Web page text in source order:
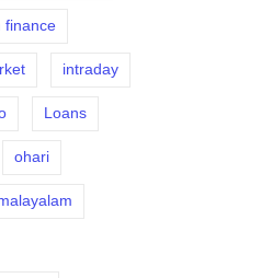
finance
intraday
Loans
ohari